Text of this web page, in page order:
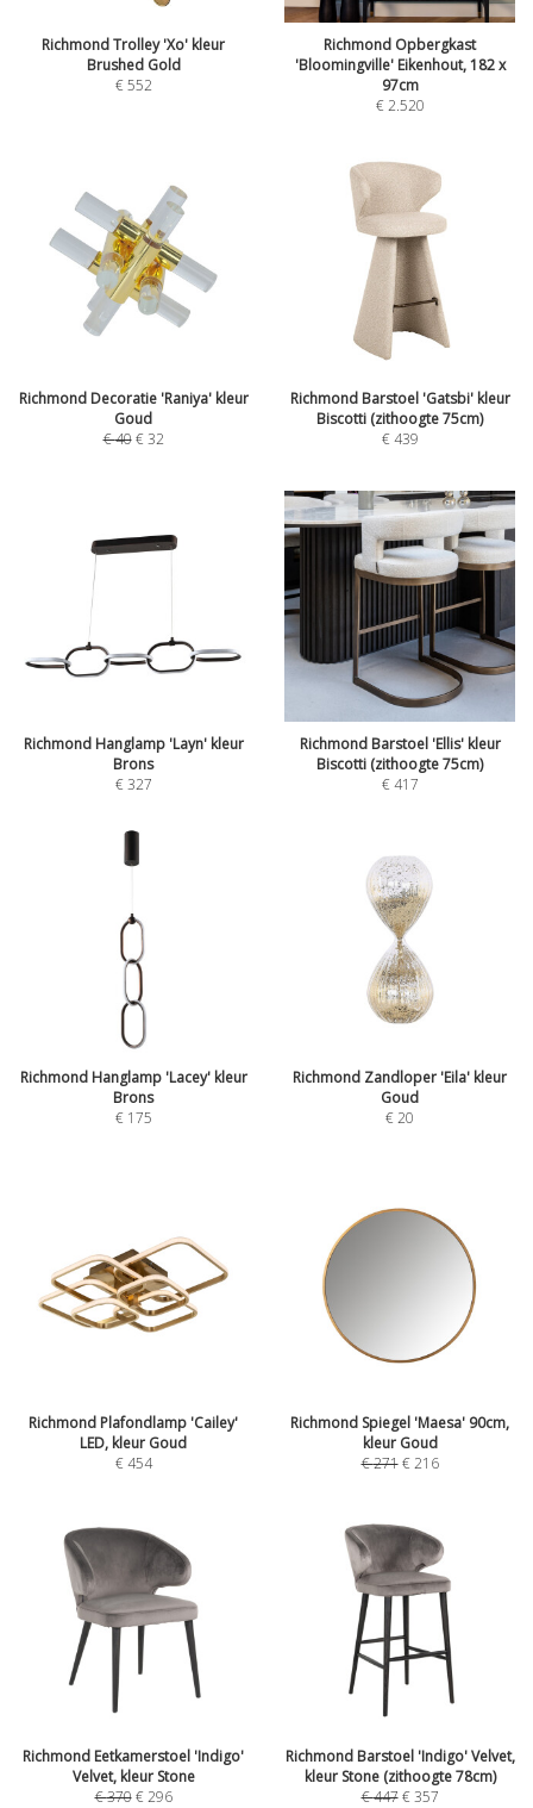
Richmond Trolley 'Xo' kleur
Brushed Gold
€552
Richmond Opbergkast
'Bloomingville' Eikenhout, 182 x
97cm
€2.520
Richmond Decoratie 'Raniya' kleur
Goud
€40 €32
Richmond Barstoel 'Gatsbi' kleur
Biscotti (zithoogte 75cm)
€439
Richmond Hanglamp 'Layn' kleur
Brons
€327
Richmond Barstoel 'Ellis' kleur
Biscotti (zithoogte 75cm)
€417
Richmond Hanglamp 'Lacey' kleur
Brons
€ 175
Richmond Zandloper 'Eila' kleur
Goud
€20
Richmond Plafondlamp 'Cailey'
LED, kleur Goud
€454
Richmond Spiegel 'Maesa' 90cm,
kleur Goud
€271 €216
Richmond Eetkamerstoel 'Indigo'
Velvet, kleur Stone
€370 €296
Richmond Barstoel 'Indigo' Velvet,
kleur Stone (zithoogte 78cm)
€447 €357